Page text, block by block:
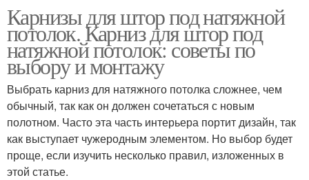
Карнизы для штор под натяжной
потолок. Карниз для штор под
натяжной потолок: советы по
выбору и монтажу
Выбрать карниз для натяжного потолка сложнее, чем
обычный, так как он должен сочетаться с новым
полотном. Часто эта часть интерьера портит дизайн, так
как выступает чужеродным элементом. Но выбор будет
проще, если изучить несколько правил, изложенных в
этой статье.